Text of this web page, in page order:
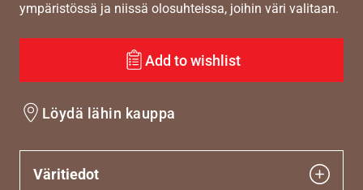
ympäristössä ja niissä olosuhteissa, joihin väri valitaan.
Add to wishlist
Löydä lähin kauppa
Väritiedot